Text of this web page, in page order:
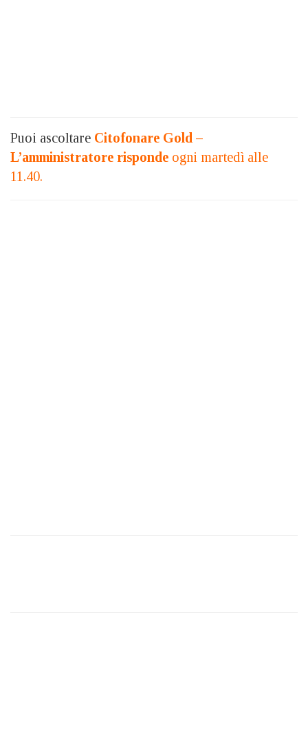
Puoi ascoltare Citofonare Gold –
L’amministratore risponde ogni martedì alle
11.40.